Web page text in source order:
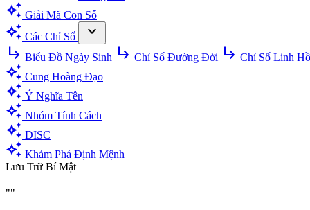
auto_awesome Giải Mã Con Số
auto_awesome Các Chỉ Số
expand_more
subdirectory_arrow_right Biểu Đồ Ngày Sinh subdirectory_arrow_right Chỉ Số Đường Đời subdirectory_arrow_right Chỉ Số Linh
auto_awesome Cung Hoàng Đạo
auto_awesome Ý Nghĩa Tên
auto_awesome Nhóm Tính Cách
auto_awesome DISC
auto_awesome Khám Phá Định Mệnh
Lưu Trữ Bí Mật
""